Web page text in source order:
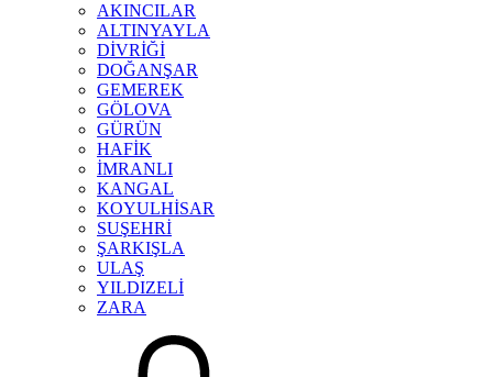
AKINCILAR
ALTINYAYLA
DİVRİĞİ
DOĞANŞAR
GEMEREK
GÖLOVA
GÜRÜN
HAFİK
İMRANLI
KANGAL
KOYULHİSAR
SUŞEHRİ
ŞARKIŞLA
ULAŞ
YILDIZELİ
ZARA